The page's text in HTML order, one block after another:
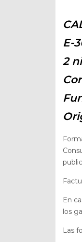
E-
2
En
los
Las